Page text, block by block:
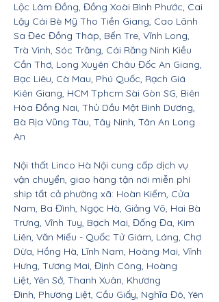
Lộc Lâm Đồng, Đồng Xoài Bình Phước, Cai
Lậy Cái Bè Mỹ Tho Tiền Giang, Cao Lãnh
Sa Đéc Đồng Tháp, Bến Tre, Vĩnh Long,
Trà Vinh, Sóc Trăng, Cái Răng Ninh Kiều
Cần Thơ, Long Xuyên Châu Đốc An Giang,
Bạc Liêu, Cà Mau, Phú Quốc, Rạch Giá
Kiên Giang, HCM Tphcm Sài Gòn SG, Biên
Hòa Đồng Nai, Thủ Dầu Một Bình Dương,
Bà Rịa Vũng Tàu, Tây Ninh, Tân An Long
An
Nội thất Linco Hà Nội cung cấp dịch vụ
vận chuyển, giao hàng tận nơi miễn phí
ship tất cả phường xã: Hoàn Kiếm, Cửa
Nam, Ba Đình, Ngọc Hà, Giảng Võ, Hai Bà
Trưng, Vĩnh Tuy, Bạch Mai, Đống Đa, Kim
Liên, Văn Miếu - Quốc Tử Giám, Láng, Chợ
Dừa, Hồng Hà, Lĩnh Nam, Hoàng Mai, Vĩnh
Hưng, Tương Mai, Định Công, Hoàng
Liệt, Yên Sở, Thanh Xuân, Khương
Đình, Phương Liệt, Cầu Giấy, Nghĩa Đô, Yên